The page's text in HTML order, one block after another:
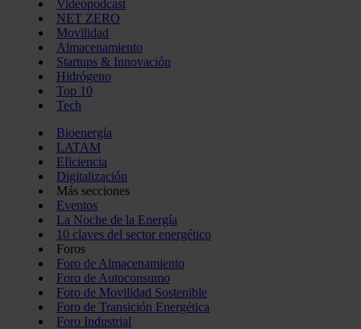
Videopodcast
NET ZERO
Movilidad
Almacenamiento
Startups & Innovación
Hidrógeno
Top 10
Tech
Bioenergía
LATAM
Eficiencia
Digitalización
Más secciones
Eventos
La Noche de la Energía
10 claves del sector energético
Foros
Foro de Almacenamiento
Foro de Autoconsumo
Foro de Movilidad Sostenible
Foro de Transición Energética
Foro Industrial